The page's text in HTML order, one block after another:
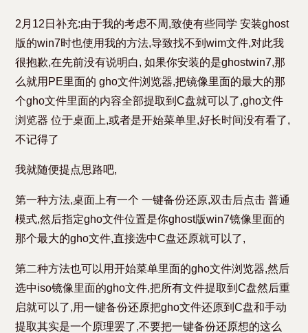
2月12日补充:由于我的考虑不周,致使有些同学 安装ghost
版的win7时也使用我的方法,导致找不到wim文件,对此我
很抱歉,在先前没有说明白, 如果你安装的是ghostwin7,那
么就用PE里面的 gho文件浏览器,把镜像里面的最大的那
个gho文件里面的内容全部提取到C盘就可以了,gho文件
浏览器 位于桌面上,或者是开始菜单里,好长时间没有看了,
不记得了
我就随便提点思路吧,
第一种方法,桌面上有一个 一键备份还原,双击后点击 普通
模式,然后指定gho文件位置是你ghost版win7镜像里面的
那个最大的gho文件,直接选中C盘还原就可以了,
第二种方法也可以用开始菜单里面的gho文件浏览器,然后
选中iso镜像里面的gho文件,把所有文件提取到C盘然后重
启就可以了,用一键备份还原把gho文件还原到C盘和手动
提取其实是一个原理罢了,不要把一键备份还原想的这么